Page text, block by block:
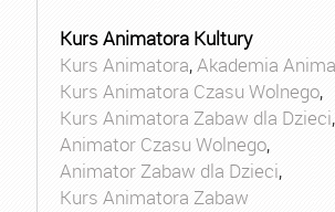
Kurs Animatora Kultury
Kurs Animatora,Akademia
Kurs Animatora Czasu Wolnego,
Kurs Animatora Zabaw dla Dzieci,
Animator Czasu Wolnego,
Animator Zabaw dla Dzieci,
Kurs Animatora Zabaw